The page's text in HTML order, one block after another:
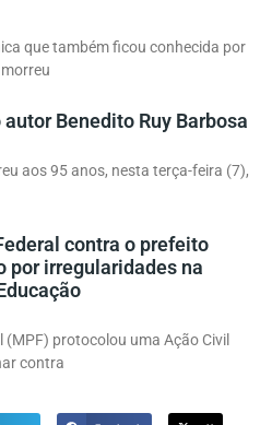
que também ficou conhecida por
Benedito Ruy Barbosa
aos 95 anos, nesta terça-feira (7),
contra o prefeito
por irregularidades na
protocolou uma Ação Civil
contra